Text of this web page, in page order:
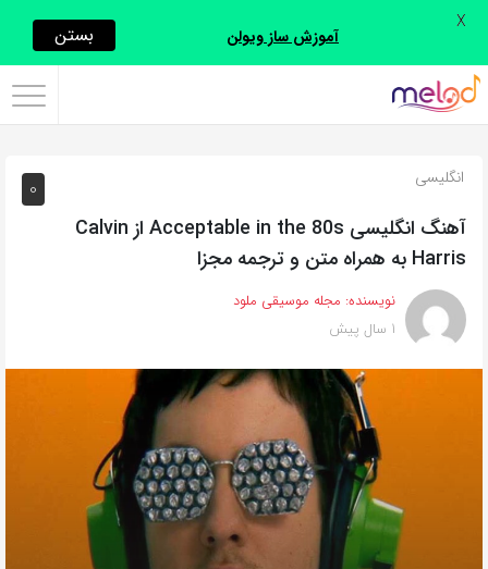
اشتراک
با
روش‌های
زیر
این
صفحه
را
0 انگلیسی
آهنگ انگلیسی Acceptable in the 80s از Calvin
Harris به همراه متن و ترجمه مجزا
نویسنده: مجله موسیقی ملود
1 سال پیش
آموزش ساز ویولن بستن X